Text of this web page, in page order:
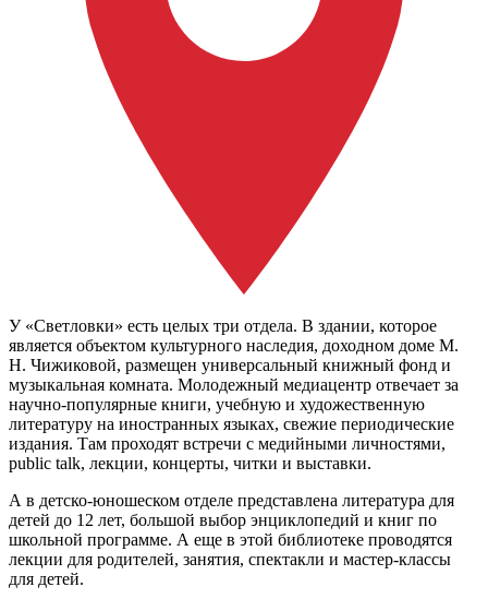
У «Светловки» есть целых три отдела. В здании, которое
является объектом культурного наследия, доходном доме М.
Н. Чижиковой, размещен универсальный книжный фонд и
музыкальная комната. Молодежный медиацентр отвечает за
научно-популярные книги, учебную и художественную
литературу на иностранных языках, свежие периодические
издания. Там проходят встречи с медийными личностями,
public talk, лекции, концерты, читки и выставки.
А в детско-юношеском отделе представлена литература для
детей до 12 лет, большой выбор энциклопедий и книг по
школьной программе. А еще в этой библиотеке проводятся
лекции для родителей, занятия, спектакли и мастер-классы
для детей.